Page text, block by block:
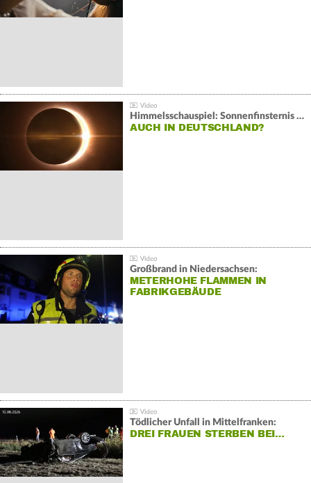
Himmelsschauspiel: Sonnenfinsternis über Spanien
AUCH IN DEUTSCHLAND?
Großbrand in Niedersachsen:
METERHOHE FLAMMEN IN
FABRIKGEBÄUDE
Tödlicher Unfall in Mittelfranken:
DREI FRAUEN STERBEN BEI…